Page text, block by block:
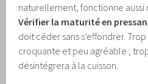
naturellement, fonctionne
Vérifier la maturité en
doit céder sans s’effondrer.
croquante et peu agréable ;
désintégrera à la cuisson.